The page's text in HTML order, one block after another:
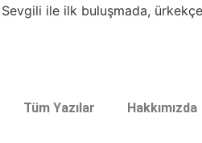
ile ilk buluşmada, ürkekçe
Tüm Yazılar Hakkımızda